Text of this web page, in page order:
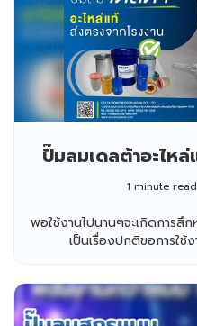
ปั๊มลมเดลต้าอะไห
1 minute read
พอใช้งานไปนานๆจะเกิดการสึ
เป็นเรื่องปกติขอการใช้